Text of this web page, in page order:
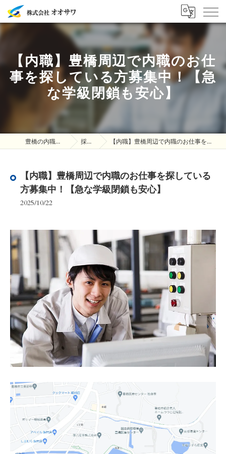
【内職】豊橋周辺で内職のお仕
事を探している方募集中！【急
な学級閉鎖も安心】
豊橋の内職は株式会社オオサワ 採用ブログ 【内職】豊橋周辺で内職のお仕事を探している方募集中！【急な学級閉鎖も安心】
【内職】豊橋周辺で内職のお仕事を探している
方募集中！【急な学級閉鎖も安心】
2025/10/22